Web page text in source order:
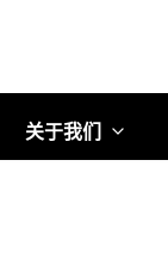
关于我们